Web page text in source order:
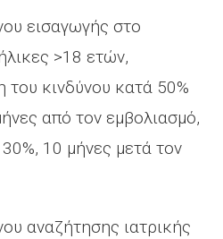
εισαγωγής στο
>18 ετών,
του κινδύνου κατά 50%
από τον εμβολιασμό,
10 μήνες μετά τον
αναζήτησης ιατρικής